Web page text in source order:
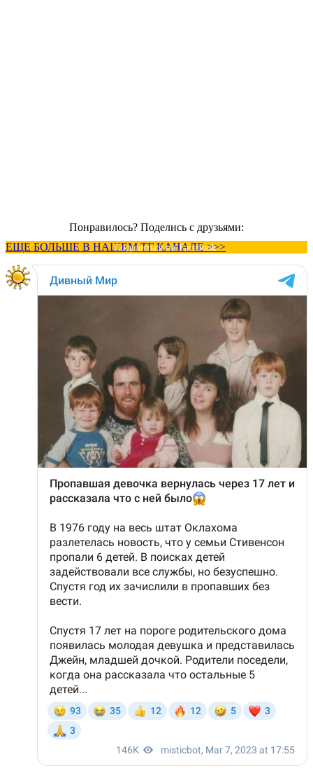
Понравилось? Поделись с друзьями:
ЕЩЕ БОЛЬШЕ В НАШЕМ ТГ КАНАЛЕ >>>